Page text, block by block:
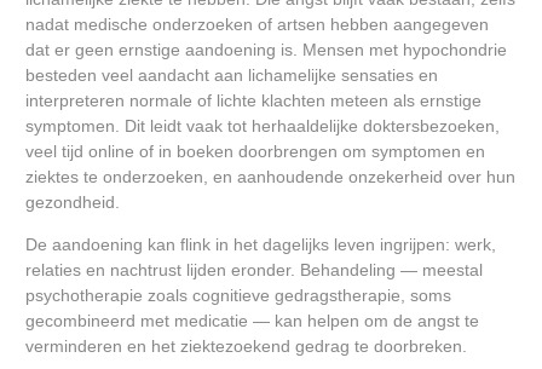
nadat medische onderzoeken of artsen hebben aangegeven
dat er geen ernstige aandoening is. Mensen met hypochondrie
besteden veel aandacht aan lichamelijke sensaties en
interpreteren normale of lichte klachten meteen als ernstige
symptomen. Dit leidt vaak tot herhaaldelijke doktersbezoeken,
veel tijd online of in boeken doorbrengen om symptomen en
ziektes te onderzoeken, en aanhoudende onzekerheid over hun
gezondheid.
De aandoening kan flink in het dagelijks leven ingrijpen: werk,
relaties en nachtrust lijden eronder. Behandeling — meestal
psychotherapie zoals cognitieve gedragstherapie, soms
gecombineerd met medicatie — kan helpen om de angst te
verminderen en het ziektezoekend gedrag te doorbreken.